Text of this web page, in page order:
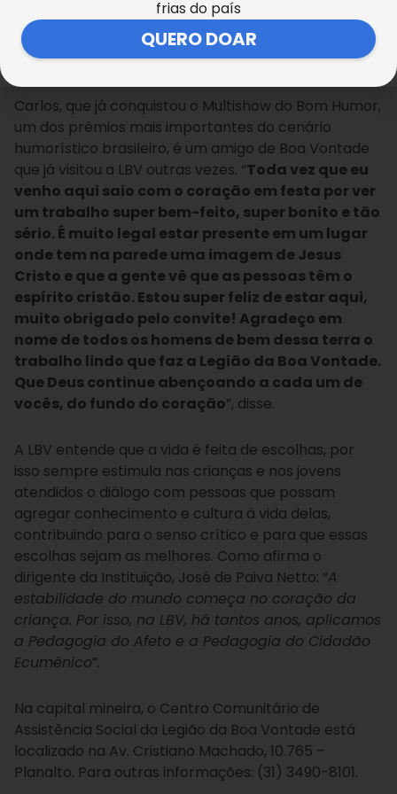
Carla Mônica
Carlos, que já conquistou o Multishow do Bom Humor,
um dos prêmios mais importantes do cenário
humorístico brasileiro, é um amigo de Boa Vontade
que já visitou a LBV outras vezes. “Toda vez que eu
venho aqui saio com o coração em festa por ver
um trabalho super bem-feito, super bonito e tão
sério. É muito legal estar presente em um lugar
onde tem na parede uma imagem de Jesus
Cristo e que a gente vê que as pessoas têm o
espírito cristão. Estou super feliz de estar aqui,
muito obrigado pelo convite! Agradeço em
nome de todos os homens de bem dessa terra o
trabalho lindo que faz a Legião da Boa Vontade.
Que Deus continue abençoando a cada um de
vocês, do fundo do coração”, disse.
A LBV entende que a vida é feita de escolhas, por
isso sempre estimula nas crianças e nos jovens
atendidos o diálogo com pessoas que possam
agregar conhecimento e cultura à vida delas,
contribuindo para o senso crítico e para que essas
escolhas sejam as melhores. Como afirma o
dirigente da Instituição, José de Paiva Netto: “A
estabilidade do mundo começa no coração da
criança. Por isso, na LBV, há tantos anos, aplicamos
a Pedagogia do Afeto e a Pedagogia do Cidadão
Ecumênico”.
Na capital mineira, o Centro Comunitário de
Assistência Social da Legião da Boa Vontade está
localizado na Av. Cristiano Machado, 10.765 –
Planalto. Para outras informações: (31) 3490-8101.
frias do país
QUERO DOAR